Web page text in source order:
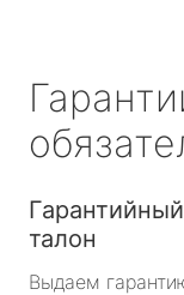
Гарантийный
талон
Выдаем